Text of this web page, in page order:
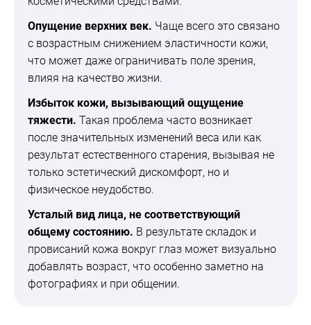
Опущение верхних век. Чаще всего это связано
с возрастным снижением эластичности кожи,
что может даже ограничивать поле зрения,
влияя на качество жизни.
Избыток кожи, вызывающий ощущение
тяжести. Такая проблема часто возникает
после значительных изменений веса или как
результат естественного старения, вызывая не
только эстетический дискомфорт, но и
физическое неудобство.
Усталый вид лица, не соответствующий
общему состоянию. В результате складок и
провисаний кожа вокруг глаз может визуально
добавлять возраст, что особенно заметно на
фотографиях и при общении.